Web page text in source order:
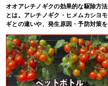
オオアレチノギクの効果的な駆除方法
とは。アレチノギク・ヒメムカシヨモ
ギとの違いや、発生原因・予防対策を
解説